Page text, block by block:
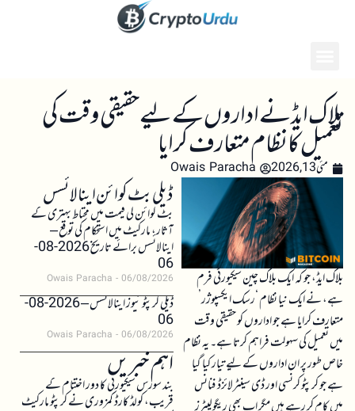
بلاک ایڈ نے اداروں کے لیے حقیقی وقت کی
تعمیل کا نظام متعارف کرایا
مئی 13, 2026 Owais Paracha
بلاک ایڈ، جو کہ ایک بلاک چین سیکیورٹی فرم
ہے، نے ایک نیا نظام ‘رسک ایکسپوژر’
متعارف کرایا ہے جو اداروں کو حقیقی وقت
میں تعمیل کی سہولت فراہم کرتا ہے۔ یہ نظام
خاص طور پر ان اداروں کے لیے تیار کیا گیا
ہے جو کرپٹو کرنسی اور ڈی سینٹرلائزڈ فنانس
ڈیلی بٹ کوائن اینالائسس
بٹ کوائن کی قیمت میں محتاط بہتری کے
آثار، مارکیٹ میں استحکام کی توقع –
اینالائسس برائے تاریخ 2026-08-
06
Owais Paracha 06/08/2026
ڈیلی کرپٹو نیوز اینالائسس – 2026-08-
06
Owais Paracha 06/08/2026
اہم خبریں
بند سورس سیکیورٹی کا دور اختتام کے
قریب، کولڈ کارڈ کمزوری نے کرپٹو مارکیٹ